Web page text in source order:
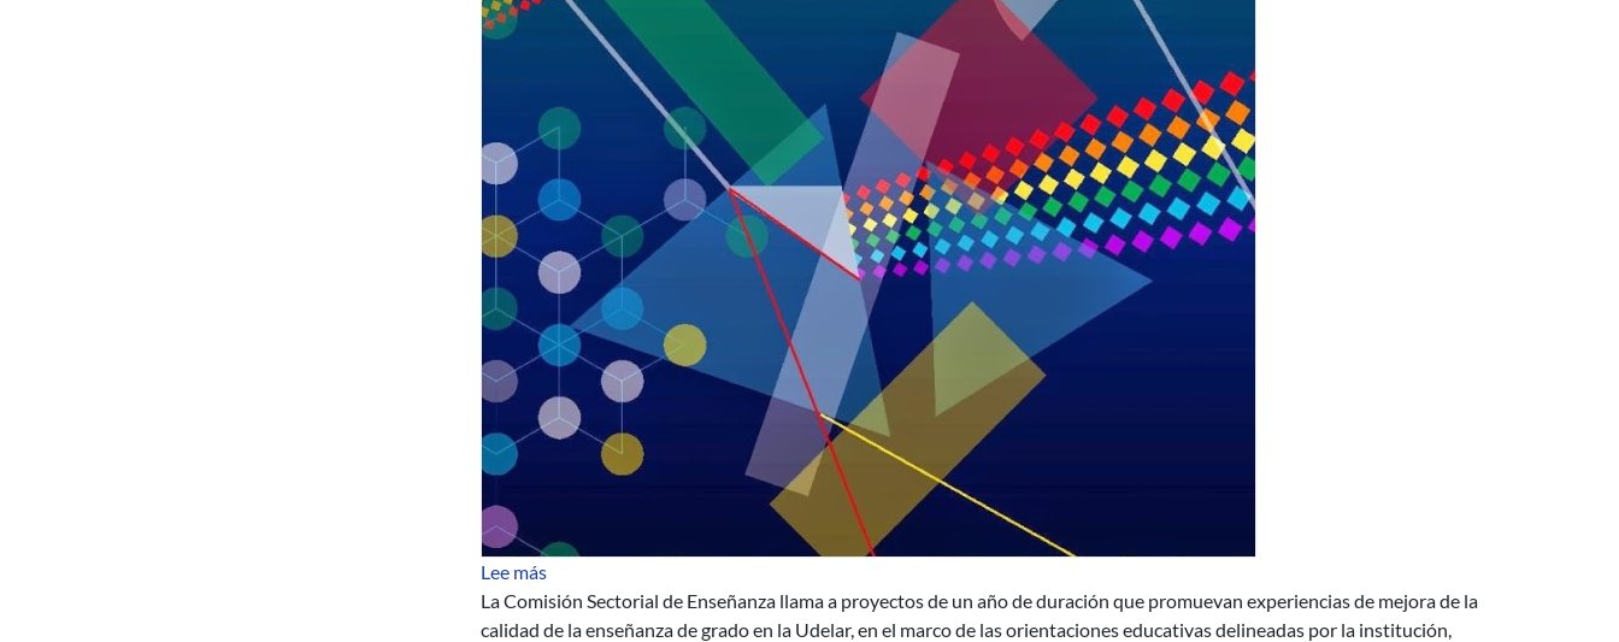
Lee mássobre CSE: Convocatoria a innovaciones educativas
La Comisión Sectorial de Enseñanza llama a proyectos de un año de duración que promuevan experiencias de mejora de la
calidad de la enseñanza de grado en la Udelar, en el marco de las orientaciones educativas delineadas por la institución,